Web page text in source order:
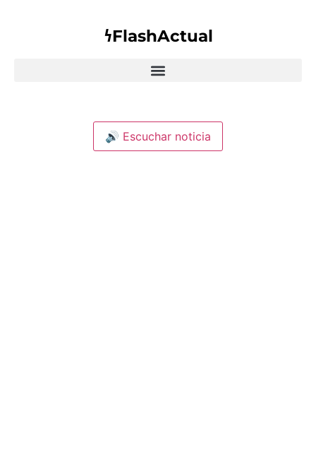
𐓏FlashActual
🔊 Escuchar noticia